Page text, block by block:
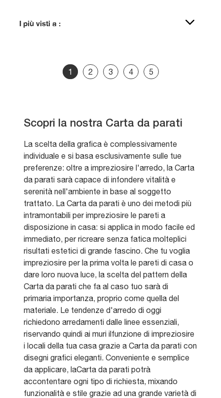
I più visti a :
1 2 3 4 5
Scopri la nostra Carta da parati
La scelta della grafica è complessivamente
individuale e si basa esclusivamente sulle tue
preferenze: oltre a impreziosire l'arredo, la Carta
da parati sarà capace di infondere vitalità e
serenità nell'ambiente in base al soggetto
trattato. La Carta da parati è uno dei metodi più
intramontabili per impreziosire le pareti a
disposizione in casa: si applica in modo facile ed
immediato, per ricreare senza fatica molteplici
risultati estetici di grande fascino. Che tu voglia
impreziosire per la prima volta le pareti di casa o
dare loro nuova luce, la scelta del pattern della
Carta da parati che fa al caso tuo sarà di
primaria importanza, proprio come quella del
materiale. Le tendenze d'arredo di oggi
richiedono arredamenti dalle linee essenziali,
riservando quindi ai muri ilfunzione di impreziosire
i locali della tua casa grazie a Carta da parati con
disegni grafici eleganti. Conveniente e semplice
da applicare, laCarta da parati potrà
accontentare ogni tipo di richiesta, mixando
funzionalità e stile grazie ad una grande varietà di